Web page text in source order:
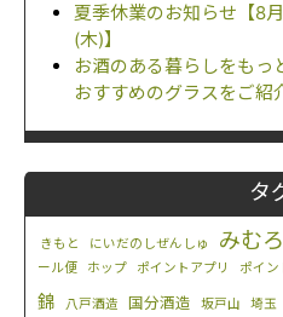
夏季休業のお知らせ【8
(木)】
お酒のある暮らしをもっ
おすすめのグラスをご紹
タ
きもと にいだのしぜんしゅ みむ
ール便
ホップ ポイントアプリ ポイン
錦
八戸酒造 国分酒造 坂戸山 埼玉